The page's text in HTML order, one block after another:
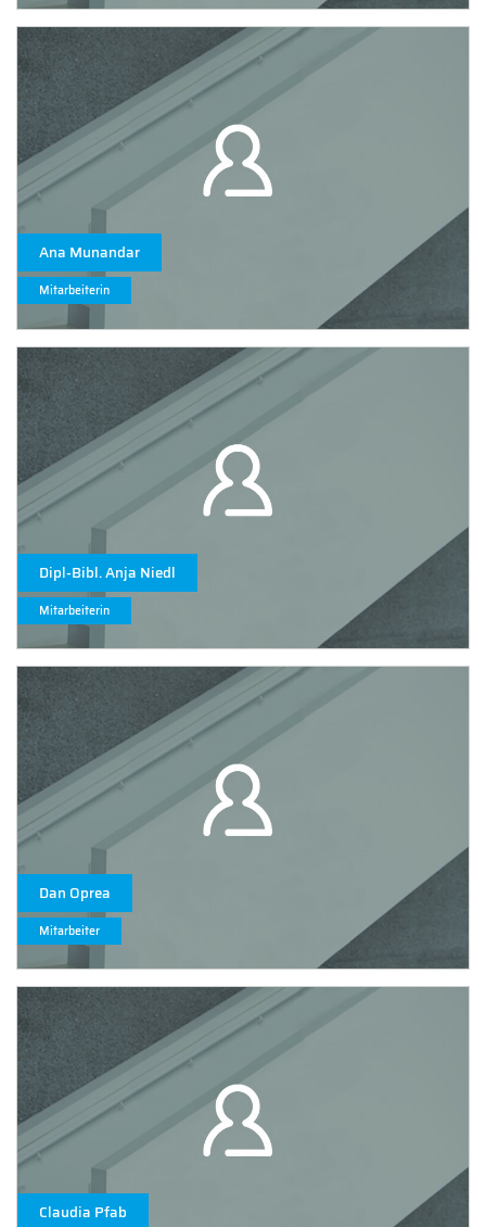
Ana Munandar
Mitarbeiterin
Dipl-Bibl. Anja Niedl
Mitarbeiterin
Dan Oprea
Mitarbeiter
Claudia Pfab